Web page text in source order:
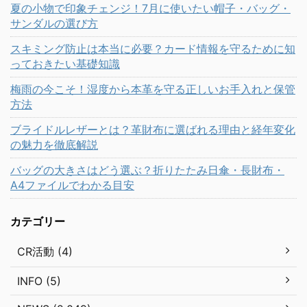
夏の小物で印象チェンジ！7月に使いたい帽子・バッグ・
サンダルの選び方
スキミング防止は本当に必要？カード情報を守るために知
っておきたい基礎知識
梅雨の今こそ！湿度から本革を守る正しいお手入れと保管
方法
ブライドルレザーとは？革財布に選ばれる理由と経年変化
の魅力を徹底解説
バッグの大きさはどう選ぶ？折りたたみ日傘・長財布・
A4ファイルでわかる目安
カテゴリー
CR活動 (4)
INFO (5)